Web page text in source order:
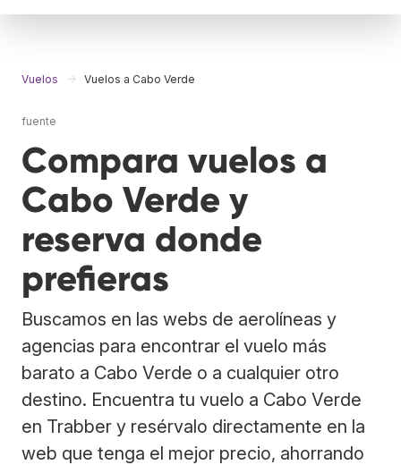
Vuelos Vuelos a Cabo Verde
fuente
Compara vuelos a
Cabo Verde y
reserva donde
prefieras
Buscamos en las webs de aerolíneas y
agencias para encontrar el vuelo más
barato a Cabo Verde o a cualquier otro
destino. Encuentra tu vuelo a Cabo Verde
en Trabber y resérvalo directamente en la
web que tenga el mejor precio, ahorrando